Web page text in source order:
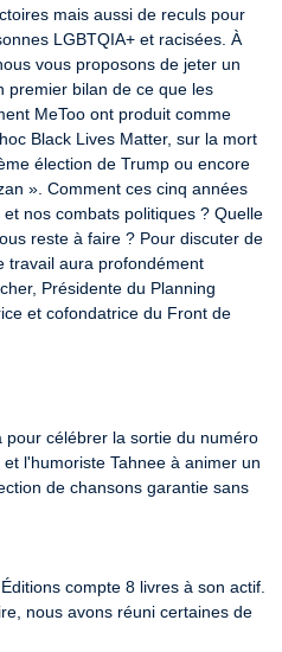
mais aussi de reculs pour
LGBTQIA+ et racisées. À
vous proposons de jeter un
premier bilan de ce que les
MeToo ont produit comme
Black Lives Matter, sur la mort
élection de Trump ou encore
». Comment ces cinq années
nos combats politiques ? Quelle
reste à faire ? Pour discuter de
travail aura profondément
Présidente du Planning
et cofondatrice du Front de
célébrer la sortie du numéro
l'humoriste Tahnee à animer un
de chansons garantie sans
compte 8 livres à son actif.
nous avons réuni certaines de